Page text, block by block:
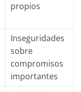
propios
Inseguridades
sobre
compromisos
importantes